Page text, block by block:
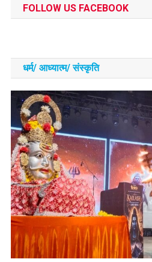
FOLLOW US FACEBOOK
धर्म/ आध्‍यात्‍म/ संस्‍कृति